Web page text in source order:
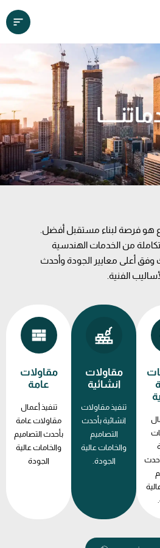
فرصة لبناء مستقبل أفضل.
من الخدمات الهندسية
وفق أعلى معايير الجودة وأحدث
الفنية.
مقاولات
انشائية
تنفيذ مقاولات
انشائية بأحدث
التصاميم
والخامات عالية
الجودة.
مقاولات
عامة
تنفيذ أعمال
مقاولات عامة
بأحدث التصاميم
والخامات عالية
الجودة